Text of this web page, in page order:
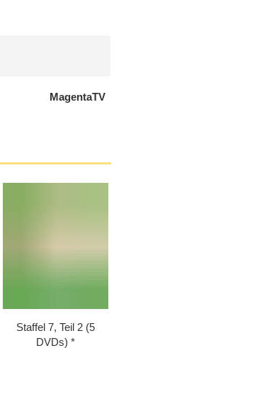
MagentaTV
Staffel 7, Teil 2 (5
DVDs)